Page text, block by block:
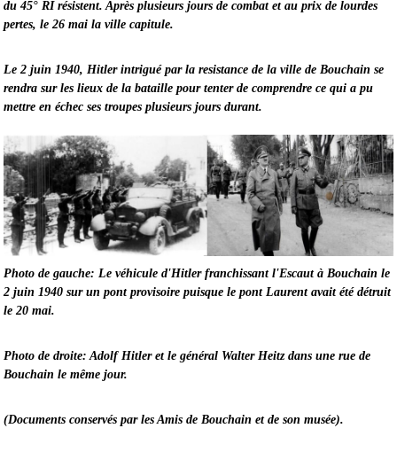
du 45° RI résistent. Après plusieurs jours de combat et au prix de lourdes
pertes, le 26 mai la ville capitule.
Le 2 juin 1940, Hitler intrigué par la resistance de la ville de Bouchain se
rendra sur les lieux de la bataille pour tenter de comprendre ce qui a pu
mettre en échec ses troupes plusieurs jours durant.
Photo de gauche: Le véhicule d'Hitler franchissant l'Escaut à Bouchain le
2 juin 1940 sur un pont provisoire puisque le pont Laurent avait été détruit
le 20 mai.
Photo de droite: Adolf Hitler et le général Walter Heitz dans une rue de
Bouchain le même jour.
(Documents conservés par les Amis de Bouchain et de son musée).